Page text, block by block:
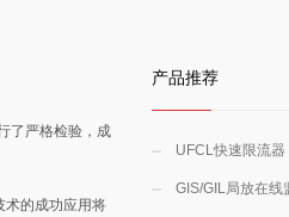
了严格检验，成
术的成功应用将
产品推荐
UFCL快速限流器
GIS/GIL局放在线